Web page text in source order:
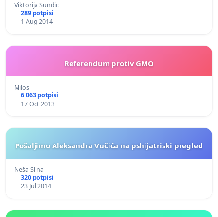
Viktorija Sundic
289 potpisi
1 Aug 2014
Referendum protiv GMO
Milos
6 063 potpisi
17 Oct 2013
Pošaljimo Aleksandra Vučića na pshijatriski pregled
Neša Slina
320 potpisi
23 Jul 2014